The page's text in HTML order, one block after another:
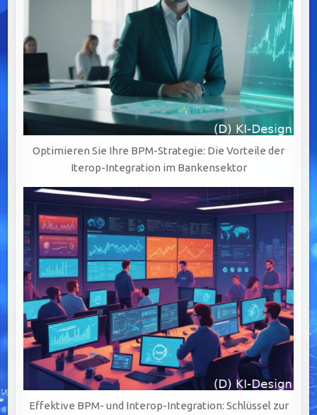
Optimieren Sie Ihre BPM-Strategie: Die Vorteile der
Iterop-Integration im Bankensektor
Effektive BPM- und Interop-Integration: Schlüssel zur